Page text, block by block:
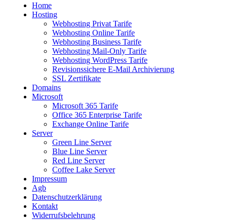
Home
Hosting
Webhosting Privat Tarife
Webhosting Online Tarife
Webhosting Business Tarife
Webhosting Mail-Only Tarife
Webhosting WordPress Tarife
Revisionssichere E-Mail Archivierung
SSL Zertifikate
Domains
Microsoft
Microsoft 365 Tarife
Office 365 Enterprise Tarife
Exchange Online Tarife
Server
Green Line Server
Blue Line Server
Red Line Server
Coffee Lake Server
Impressum
Agb
Datenschutzerklärung
Kontakt
Widerrufsbelehrung